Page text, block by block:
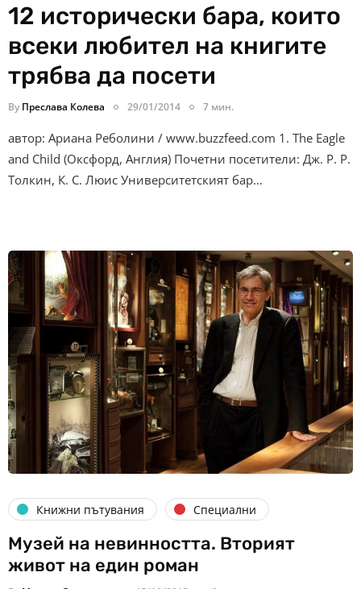
12 исторически бара, които
всеки любител на книгите
трябва да посети
By Преслава Колева 29/01/2014 7 мин.
автор: Ариана Реболини / www.buzzfeed.com 1. The Eagle
and Child (Оксфорд, Англия) Почетни посетители: Дж. Р. Р.
Толкин, К. С. Люис Университетският бар…
Книжни пътувания Специални
Музей на невинността. Вторият
живот на един роман